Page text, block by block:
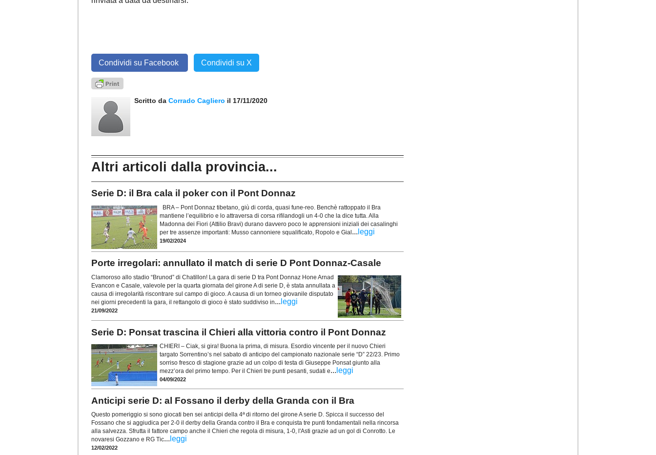
Condividi su Facebook Condividi su X
Scritto da Corrado Cagliero il 17/11/2020
Altri articoli dalla provincia...
Serie D: il Bra cala il poker con il Pont Donnaz
BRA – Pont Donnaz tibetano, giù di corda, quasi fune-reo. Benchè rattoppato il Bra
mantiene l’equilibrio e lo attraversa di corsa rifilandogli un 4-0 che la dice tutta. Alla
Madonna dei Fiori (Attilio Bravi) durano davvero poco le apprensioni iniziali dei casalinghi
per tre assenze importanti: Musso cannoniere squalificato, Ropolo e Gial... leggi
19/02/2024
Porte irregolari: annullato il match di serie D Pont Donnaz-Casale
Clamoroso allo stadio “Brunod” di Chatillon! La gara di serie D tra Pont Donnaz Hone Arnad
Evancon e Casale, valevole per la quarta giornata del girone A di serie D, è stata annullata a
causa di irregolarità riscontrare sul campo di gioco. A causa di un torneo giovanile disputato
nei giorni precedenti la gara, il rettangolo di gioco è stato suddiviso in... leggi
21/09/2022
Serie D: Ponsat trascina il Chieri alla vittoria contro il Pont Donnaz
CHIERI – Ciak, si gira! Buona la prima, di misura. Esordio vincente per il nuovo Chieri
targato Sorrentino’s nel sabato di anticipo del campionato nazionale serie “D” 22/23. Primo
sorriso fresco di stagione grazie ad un colpo di testa di Giuseppe Ponsat giunto alla
mezz’ora del primo tempo. Per il Chieri tre punti pesanti, sudati e... leggi
04/09/2022
Anticipi serie D: al Fossano il derby della Granda con il Bra
Questo pomeriggio si sono giocati ben sei anticipi della 4ª di ritorno del girone A serie D. Spicca il successo del
Fossano che si aggiudica per 2-0 il derby della Granda contro il Bra e conquista tre punti fondamentali nella rincorsa
alla salvezza. Sfrutta il fattore campo anche il Chieri che regola di misura, 1-0, l'Asti grazie ad un gol di Conrotto. Le
novaresi Gozzano e RG Tic... leggi
12/02/2022